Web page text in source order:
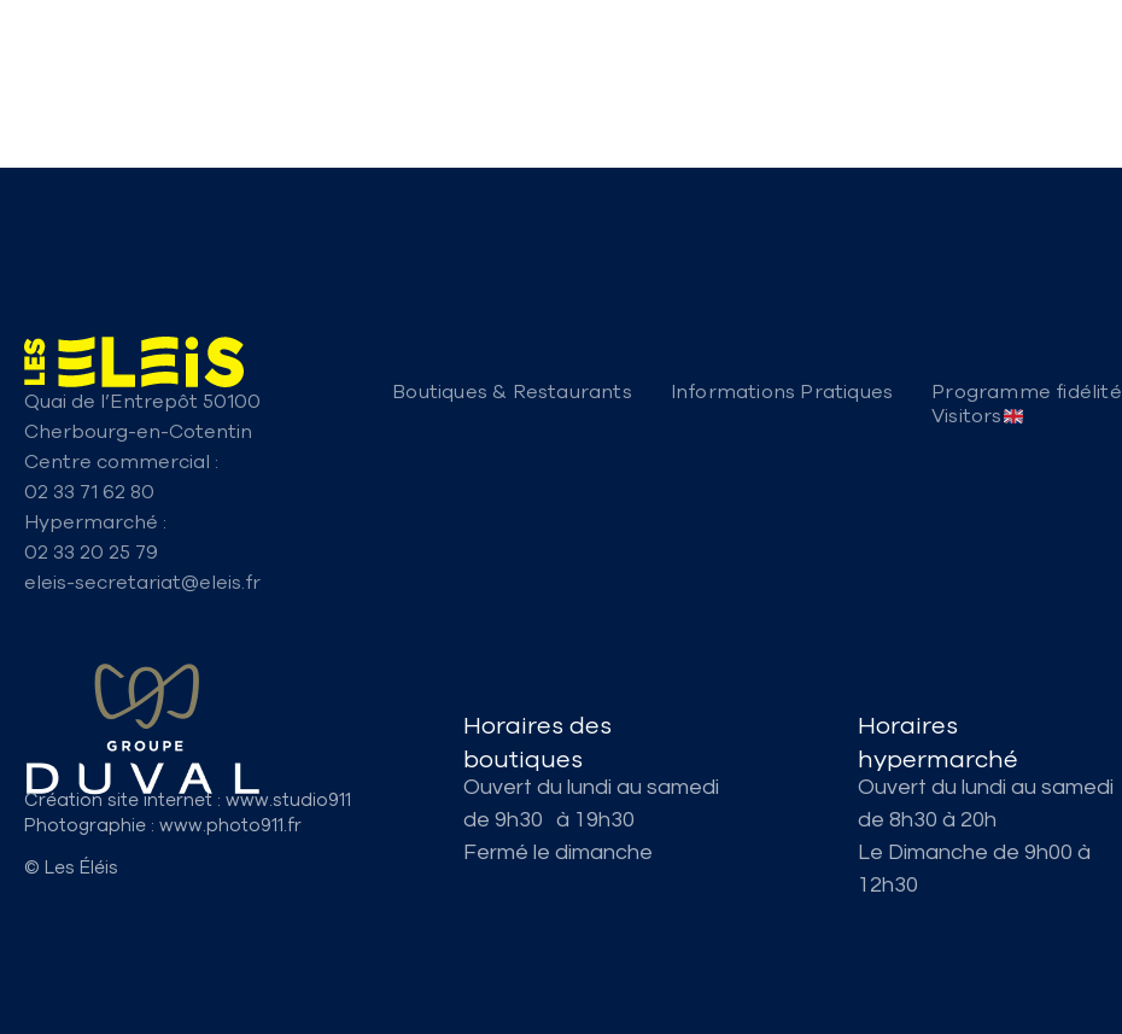
Quai de l’Entrepôt 50100
Cherbourg-en-Cotentin
Centre commercial :
02 33 71 62 80
Hypermarché :
02 33 20 25 79
eleis-secretariat@eleis.fr
Boutiques & Restaurants Informations Pratiques Programme fidélité
Visitors
Création site internet : www.studio911
Photographie : www.photo911.fr
© Les Éléis
Horaires des
boutiques
Ouvert du lundi au samedi
de 9h30 à 19h30
Fermé le dimanche
Horaires
hypermarché
Ouvert du lundi au samedi
de 8h30 à 20h
Le Dimanche de 9h00 à
12h30